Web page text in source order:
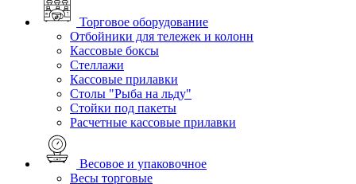
Торговое оборудование
Отбойники для тележек и колонн
Кассовые боксы
Стеллажи
Кассовые прилавки
Столы "Рыба на льду"
Стойки под пакеты
Расчетные кассовые прилавки
Весовое и упаковочное
Весы торговые